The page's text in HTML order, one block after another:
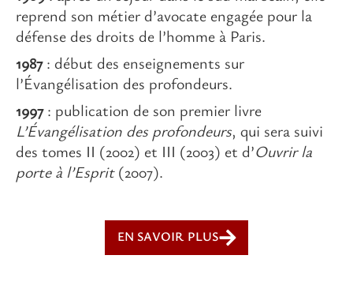
reprend son métier d’avocate engagée pour la
défense des droits de l’homme à Paris.
1987: début des enseignements sur
l’Évangélisation des profondeurs.
1997: publication de son premier livre
L’Évangélisation des profondeurs, qui sera suivi
des tomes II (2002) et III (2003) et d’Ouvrir la
porte à l’Esprit(2007).
EN SAVOIR PLUS